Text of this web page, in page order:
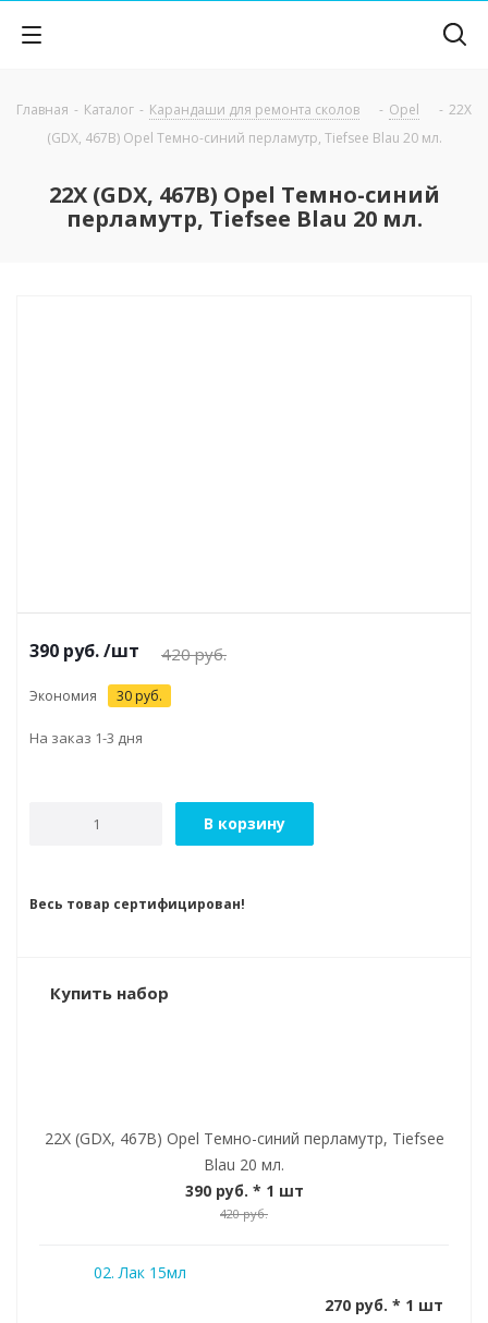
Главная - Каталог - Карандаши для ремонта сколов - Opel - 22X
(GDX, 467B) Opel Темно-синий перламутр, Tiefsee Blau 20 мл.
22X (GDX, 467B) Opel Темно-синий
перламутр, Tiefsee Blau 20 мл.
390 руб./шт 420руб.
Экономия 30 руб.
На заказ 1-3 дня
В корзину
Весь товар сертифицирован!
Купить набор
22X (GDX, 467B) Opel Темно-синий перламутр, Tiefsee
Blau 20 мл.
390 руб. * 1 шт
420 руб.
02. Лак 15мл
270 руб. * 1 шт